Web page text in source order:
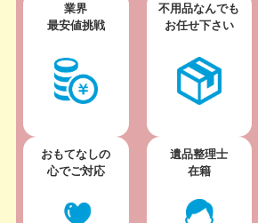
業界
最安値挑戦
不用品なんでも
お任せ下さい
おもてなしの
心でご対応
遺品整理士
在籍